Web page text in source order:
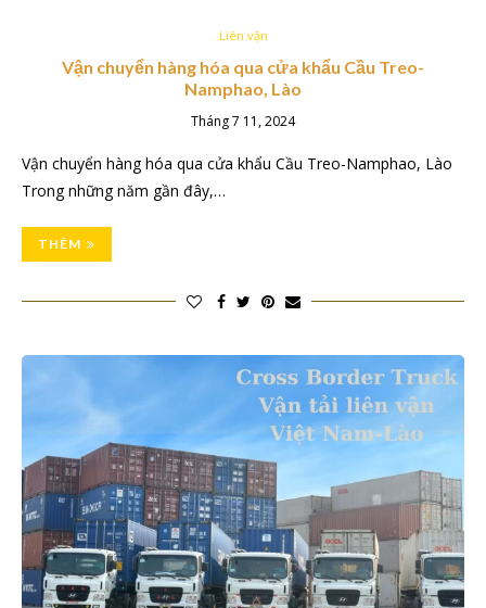
Liên vận
Vận chuyển hàng hóa qua cửa khẩu Cầu Treo-
Namphao, Lào
Tháng 7 11, 2024
Vận chuyển hàng hóa qua cửa khẩu Cầu Treo-Namphao, Lào
Trong những năm gần đây,…
THÊM